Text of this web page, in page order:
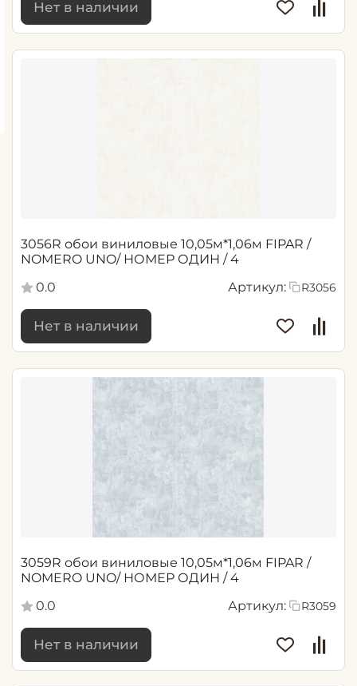
Нет в наличии
3056R обои виниловые 10,05м*1,06м FIPAR /
NOMERO UNO/ НОМЕР ОДИН / 4
0.0
Артикул: R3056
Нет в наличии
3059R обои виниловые 10,05м*1,06м FIPAR /
NOMERO UNO/ НОМЕР ОДИН / 4
0.0
Артикул: R3059
Нет в наличии